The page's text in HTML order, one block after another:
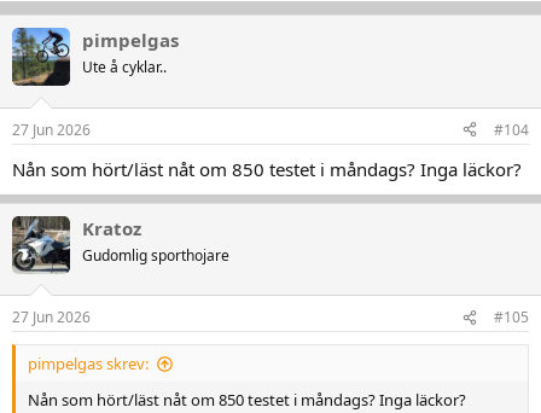
pimpelgas
Ute å cyklar..
27 Jun 2026 #104
Nån som hört/läst nåt om 850 testet i måndags? Inga läckor?
Kratoz
Gudomlig sporthojare
27 Jun 2026 #105
pimpelgas skrev:
Nån som hört/läst nåt om 850 testet i måndags? Inga läckor?